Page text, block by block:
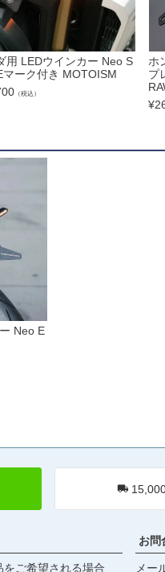
用 LEDウインカー Neo S
マーク付き MOTOISM
（税込）
ホ
プ
¥
Neo E
ご希望される場合
お問
メー